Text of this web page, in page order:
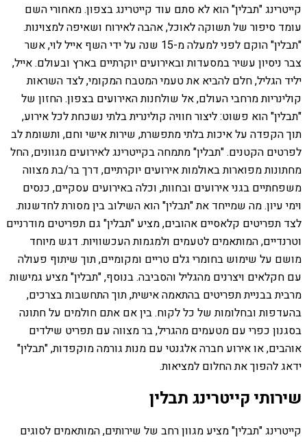
קייטרינג "תבלין" הוא לא סתם עוד קייטרינג בצפון. מאחורי השם
עומד סיפור של תשוקה לאוכל, אהבה לאירוח ושאיפה למצוינות.
"תבלין" הוקם לפני למעלה מ-15 שנה על ידי השף אייל לוי, אשר
צבר ניסיון עשיר במסעדות ובאירועים יוקרתיים בארץ ובעולם. אייל,
יליד הגליל, חלם להביא את טעמי המטבח המקומי, לצד השראות
קולינריות מרחבי העולם, אל שולחנות האירועים בצפון. החזון של
"תבלין" הוא פשוט: ליצור חוויה קולינרית בלתי נשכחת לכל אירוע,
תוך הקפדה על איכות בלתי מתפשרת, שירות אישי וחם, ותשומת לב
לפרטים הקטנים. "תבלין" מתמחה בקייטרינג לאירועים מגוונים, החל
מחתונות מפוארות באולמות אירועים יוקרתיים, דרך בר/בת מצווה
משפחתיים בגני אירועים ובחוות, וכלה באירועים עסקיים, כנסים
וימי עיון. מה שמייחד את "תבלין" הוא השילוב בין מסורת לחדשנות.
לצד תפריטים קלאסיים אהובים, מציע "תבלין" גם תפריטים מודרניים
וטרנדיים, המותאמים לטעמים ולמגמות העכשוויות. דגש מיוחד
מושם על שימוש בחומרי גלם טריים ומקומיים, תוך שיתוף פעולה
עם חקלאים ויצרנים מהגליל והסביבה. בנוסף, "תבלין" מציע גמישות
מרבית בבניית תפריטים בהתאמה אישית, תוך התחשבות בצרכים,
בהעדפות ובחלומות של כל לקוח. בין אם אתם חולמים על חתונה
בסגנון כפרי עם מטעמים מהגריל, בר מצווה עם תפריט שילדים
אוהבים, או אירוע חברה אלגנטי עם מנות גורמה מוקפדות, "תבלין"
ידאג להפוך את החלום למציאות.
שירותי קייטרינג תבלין
קייטרינג "תבלין" מציע מגוון רחב של שירותים, המותאמים לסוגים